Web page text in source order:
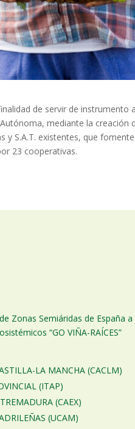
de servir de instrumento
mediante la creación
S.A.T. existentes, que
23 cooperativas.
Zonas Semiáridas de España
“GO VIÑA-RAÍCES”
LA MANCHA (CACLM)
(ITAP)
(CAEX)
(UCAM)